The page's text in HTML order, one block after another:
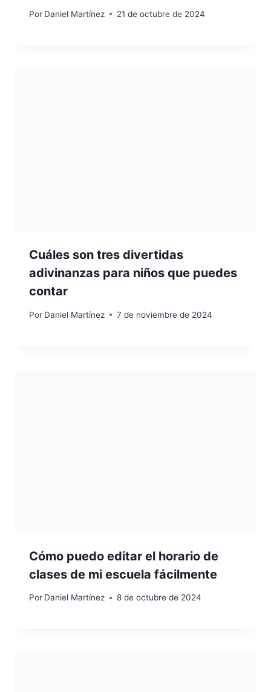
Por Daniel Martínez 21 de octubre de 2024
Cuáles son tres divertidas
adivinanzas para niños que puedes
contar
Por Daniel Martínez 7 de noviembre de 2024
Cómo puedo editar el horario de
clases de mi escuela fácilmente
Por Daniel Martínez 8 de octubre de 2024